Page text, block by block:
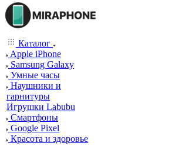
Каталог
Apple iPhone
Samsung Galaxy
Умные часы
Наушники и
гарнитуры
Игрушки Labubu
Смартфоны
Google Pixel
Красота и здоровье